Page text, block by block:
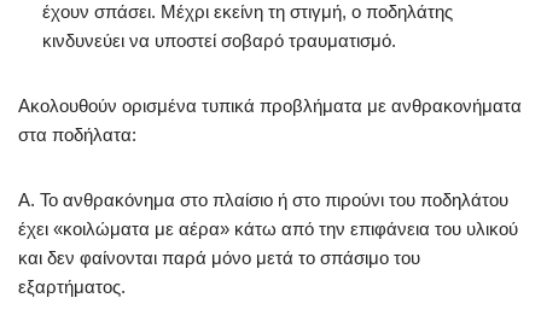
έχουν σπάσει. Μέχρι εκείνη τη στιγμή, ο ποδηλάτης
κινδυνεύει να υποστεί σοβαρό τραυματισμό.
Ακολουθούν ορισμένα τυπικά προβλήματα με ανθρακονήματα
στα ποδήλατα:
Α. Το ανθρακόνημα στο πλαίσιο ή στο πιρούνι του ποδηλάτου
έχει «κοιλώματα με αέρα» κάτω από την επιφάνεια του υλικού
και δεν φαίνονται παρά μόνο μετά το σπάσιμο του
εξαρτήματος.